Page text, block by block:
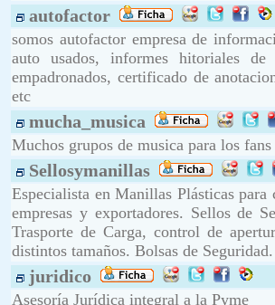
autofactor
somos autofactor empresa de
auto usados, informes hitoriales
empadronados, certificado de
etc
mucha_musica
Muchos grupos de musica para los
Sellosymanillas
Especialista en Manillas Plásticas
empresas y exportadores. Sellos de
Trasporte de Carga, control de
distintos tamaños. Bolsas de Seguridad.
juridico
Asesoría Jurídica integral a la Pyme